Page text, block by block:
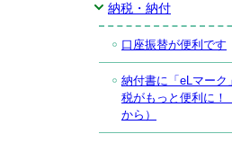
納税・納付
口座振替が便利です
納付書に「eLマーク
税がもっと便利に！
から）